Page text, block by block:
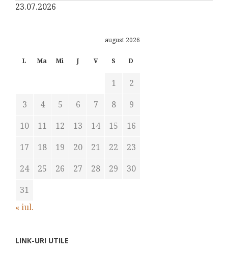
23.07.2026
august 2026
L Ma Mi J V S D
1
2
3
4 5 6 7 8
9
10
11 12 13 14 15
16
17
18 19 20 21 22
23
24
25 26 27 28 29
30
31
« iul.
LINK-URI UTILE